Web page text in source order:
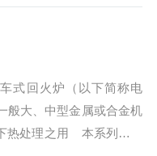
加工、化机、重工、冶金
式回火炉（以下简称电
般大、中型金属或合金机
热处理之用 本系列电炉